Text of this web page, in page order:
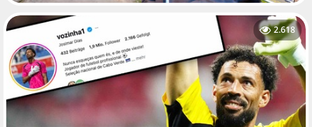
2.618